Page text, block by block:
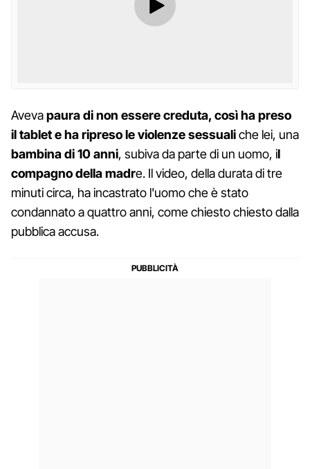
Avevapaura di non essere creduta, così ha preso
il tablet e ha ripreso le violenze sessualiche lei, una
bambina di 10 anni, subiva da parte di un uomo, il
compagno della madre. Il video, della durata di tre
minuti circa, ha incastrato l'uomo che è stato
condannato a quattro anni, come chiesto chiesto dalla
pubblica accusa.